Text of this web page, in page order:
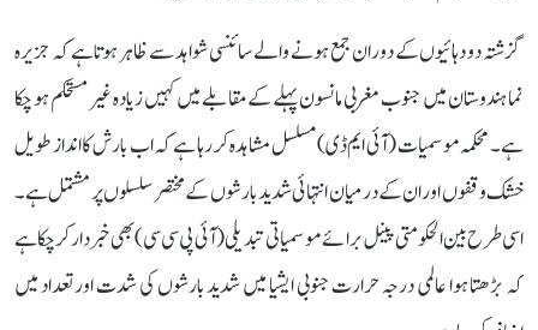
گزشتہ دو دہائیوں کے دوران جمع ہونے والے سائنسی شواہد سے ظاہر ہوتا ہے کہ جزیرہ
نما ہندوستان میں جنوب مغربی مانسون پہلے کے مقابلے میں کہیں زیادہ غیر مستحکم ہو چکا
ہے۔ محکمہ موسمیات (آئی ایم ڈی) مسلسل مشاہدہ کر رہا ہے کہ اب بارش کا انداز طویل
خشک وقفوں اور ان کے درمیان انتہائی شدید بارشوں کے مختصر سلسلوں پر مشتمل ہے۔
اسی طرح بین الحکومتی پینل برائے موسمیاتی تبدیلی (آئی پی سی سی) بھی خبردار کر چکا ہے
کہ بڑھتا ہوا عالمی درجہ حرارت جنوبی ایشیا میں شدید بارشوں کی شدت اور تعداد میں